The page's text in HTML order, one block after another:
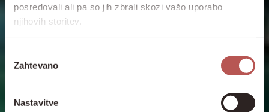
posredovali ali pa so jih zbrali skozi vašo uporabo
njihovih storitev.
soglasja
Zahtevano
Nastavitve